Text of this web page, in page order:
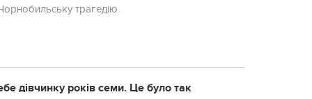
трагедію.
дівчинку років семи. Це було так